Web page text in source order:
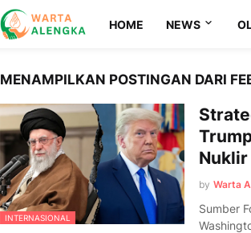
HOME NEWS
MENAMPILKAN POSTINGAN DARI
INTERNASIONAL
Nuklir
by Warta
Sumber